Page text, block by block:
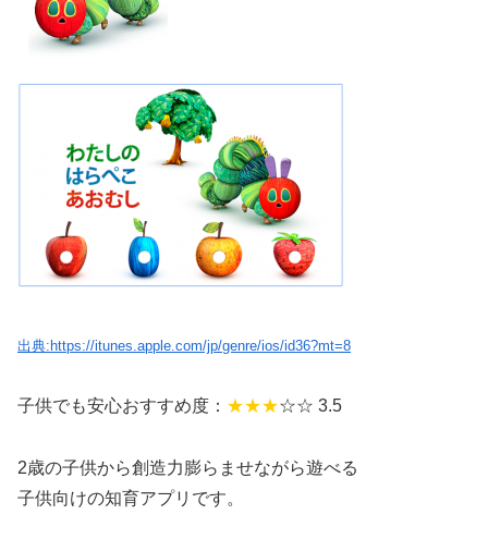
出典:https://itunes.apple.com/jp/genre/ios/id36?mt=8
子供でも安心おすすめ度： ★★★☆☆ 3.5
2歳の子供から創造力膨らませながら遊べる
子供向けの知育アプリです。